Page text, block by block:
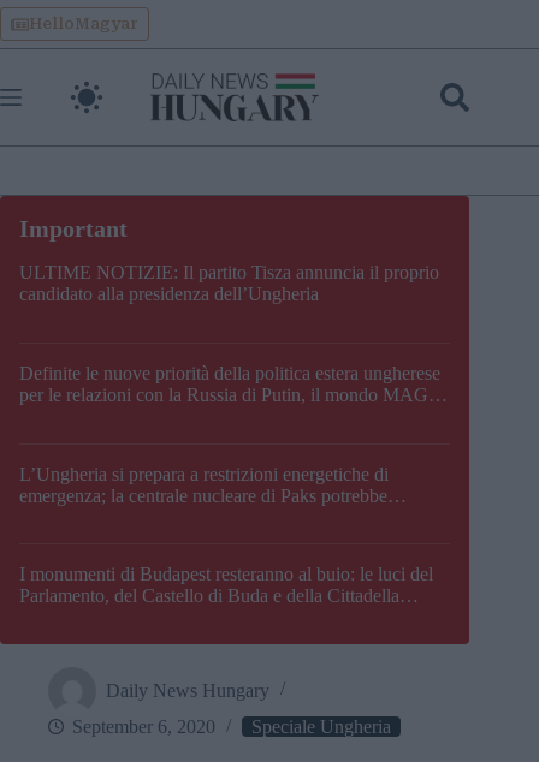
Skip
to
content
HelloMagyar
ULTIME NOTIZIE: Il partito Tisza annuncia il proprio
candidato alla presidenza dell’Ungheria
Definite le nuove priorità della politica estera ungherese
per le relazioni con la Russia di Putin, il mondo MAGA,
L’Ungheria si prepara a restrizioni energetiche di
emergenza; la centrale nucleare di Paks potrebbe
I monumenti di Budapest resteranno al buio: le luci del
Parlamento, del Castello di Buda e della Cittadella
Daily News Hungary
September 6, 2020
Speciale Ungheria